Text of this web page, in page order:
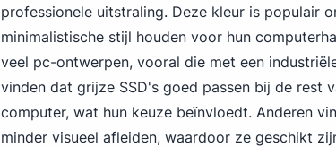
professionele uitstraling. Deze kleur is populair
minimalistische stijl houden voor hun
veel pc-ontwerpen, vooral die met een
vinden dat grijze SSD's goed passen bij de rest
computer, wat hun keuze beïnvloedt. Anderen
minder visueel afleiden, waardoor ze geschikt